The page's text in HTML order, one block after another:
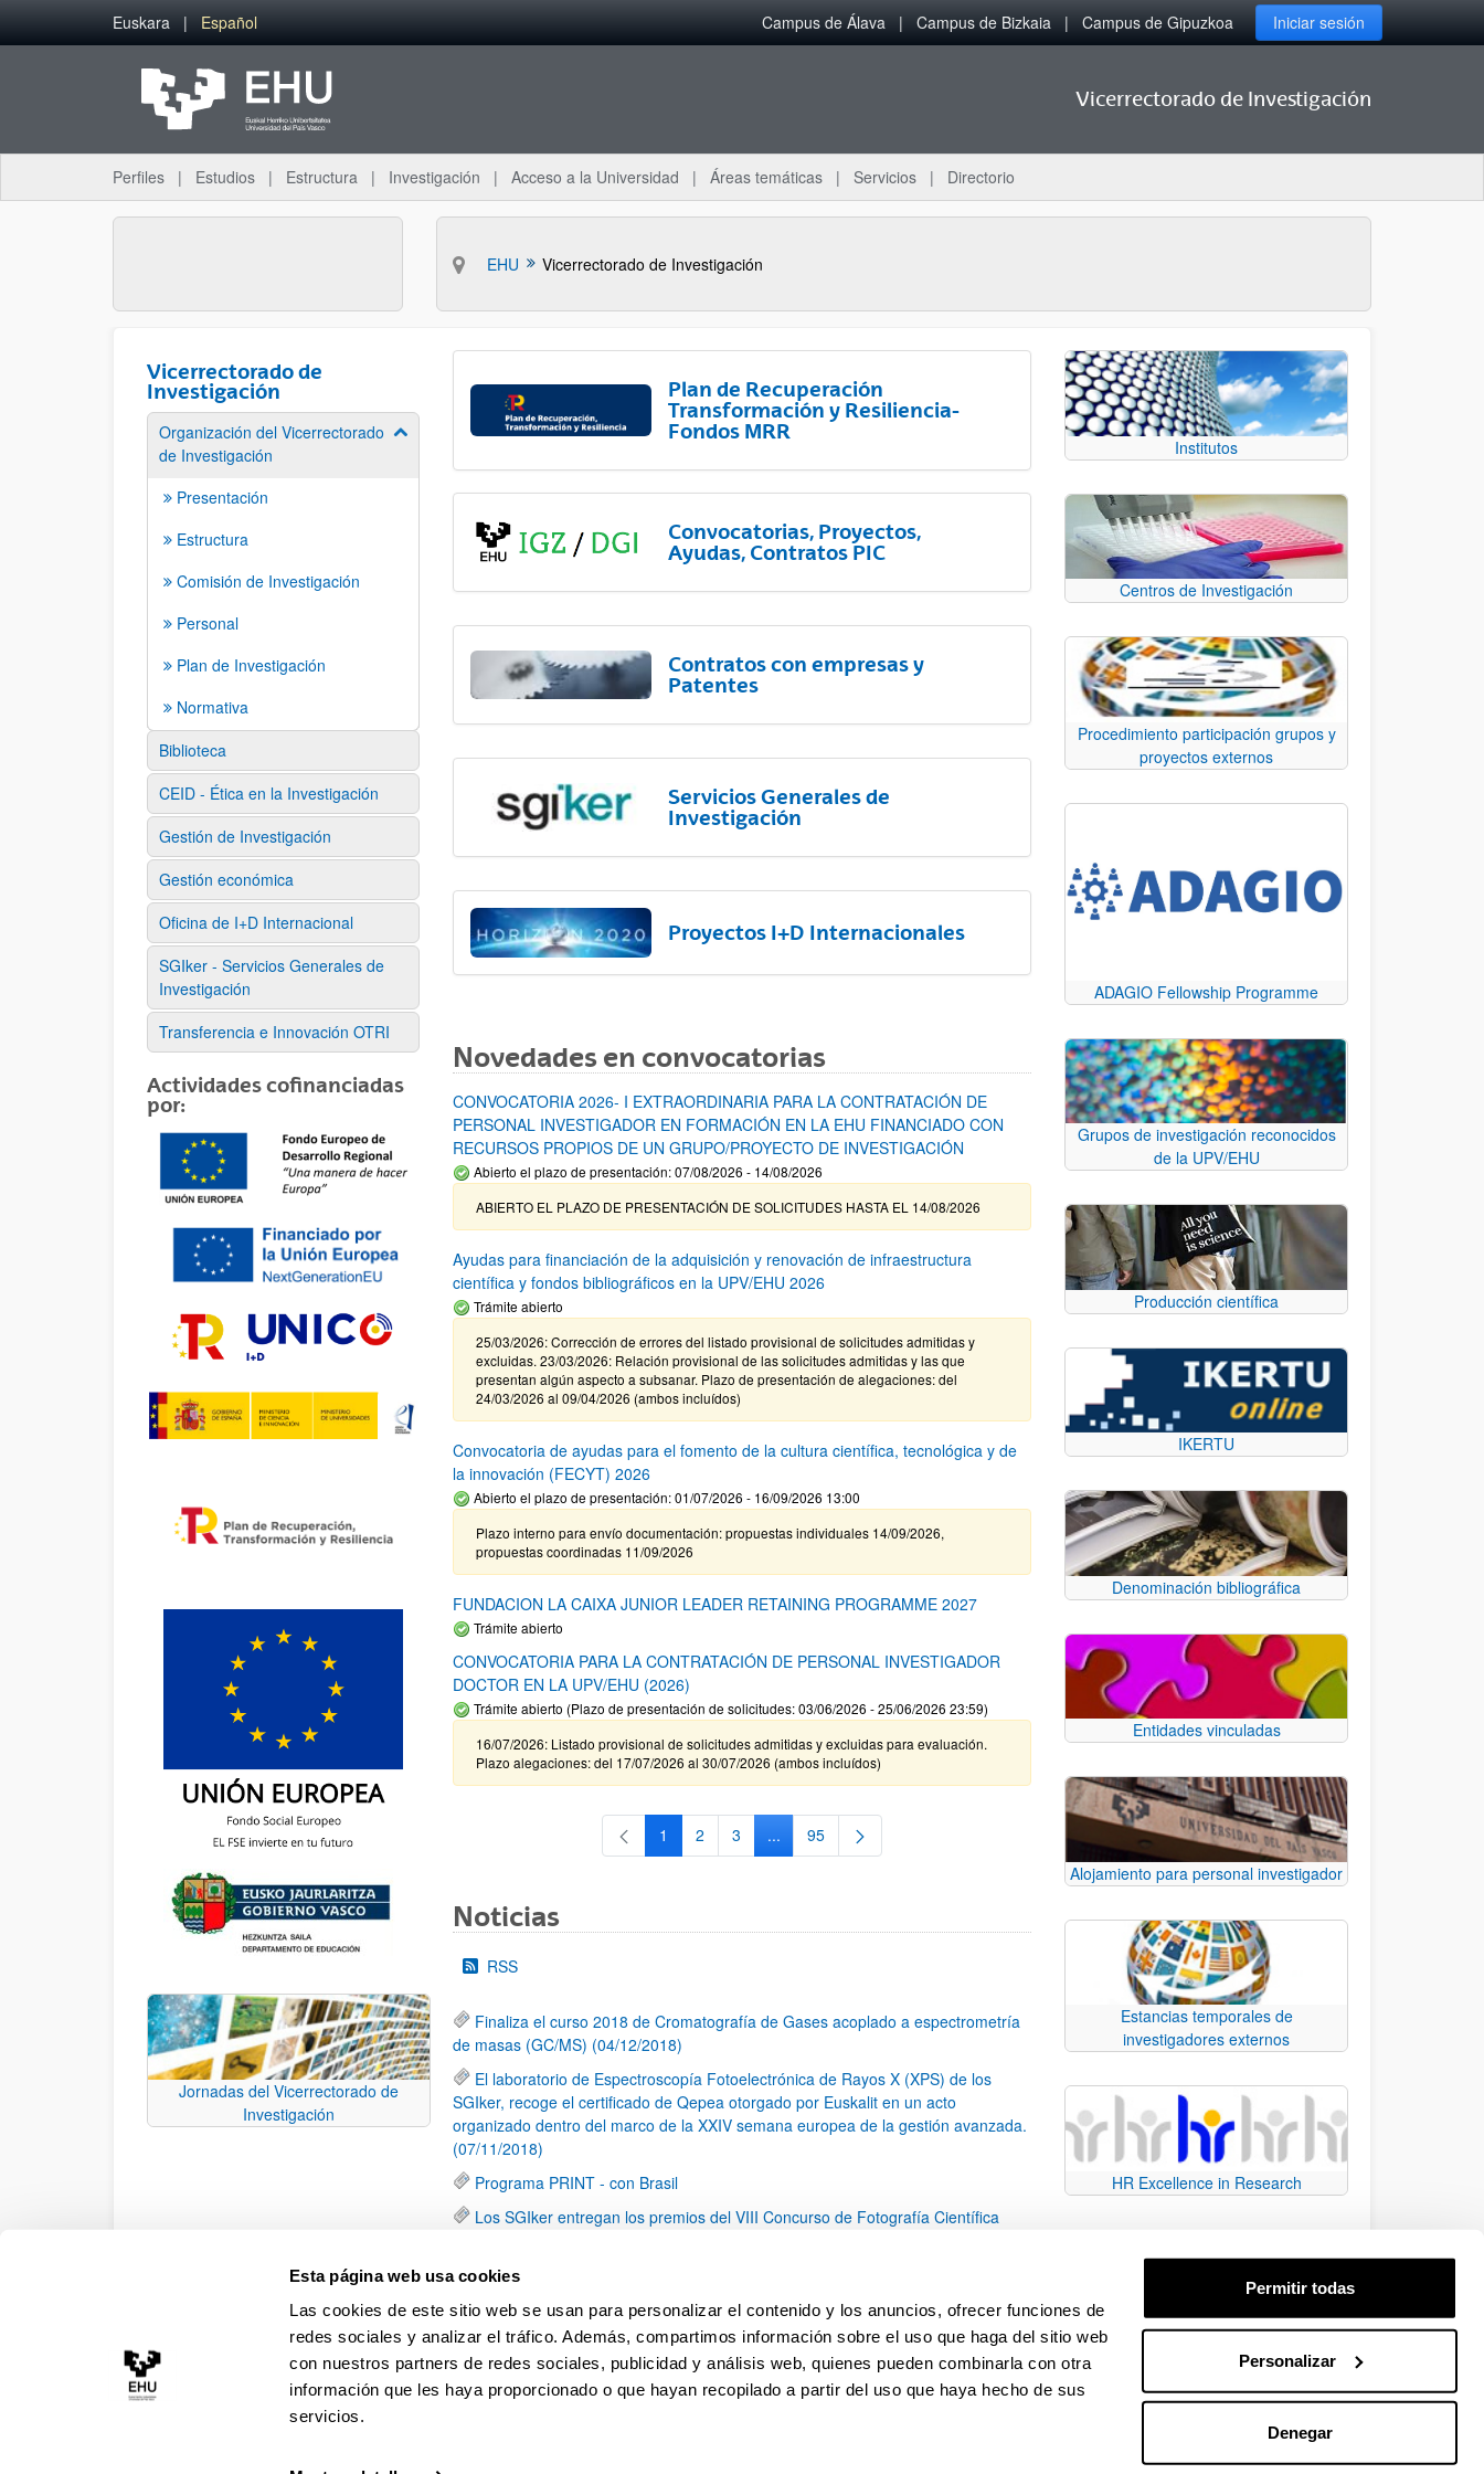
Esta página web usa cookies
Las cookies de este sitio web se usan para personalizar el contenido y los anuncios, ofrecer funciones de
redes sociales y analizar el tráfico. Además, compartimos información sobre el uso que haga del sitio web
con nuestros partners de redes sociales, publicidad y análisis web, quienes pueden combinarla con otra
información que les haya proporcionado o que hayan recopilado a partir del uso que haya hecho de sus
servicios.
Permitir todas
Personalizar
Denegar
Saltar al contenido principal
Euskara Español Campus de Álava Campus de Bizkaia Campus de Gipuzkoa Iniciar sesión
Vicerrectorado de Investigación
Perfiles Estudios Estructura Investigación Acceso a la Universidad Áreas temáticas Servicios Directorio
EHU Vicerrectorado de Investigación
Vicerrectorado de
Investigación
Organización del Vicerrectorado
de Investigación
Mostrar/ocultar subpáginas
Presentación
Estructura
Comisión de Investigación
Personal
Plan de Investigación
Normativa
Biblioteca
CEID - Ética en la Investigación
Gestión de Investigación
Gestión económica
Oficina de I+D Internacional
SGIker - Servicios Generales de
Investigación
Transferencia e Innovación OTRI
Actividades cofinanciadas
por:
Jornadas del Vicerrectorado de
Investigación
Plan de Recuperación
Transformación y Resiliencia-
Fondos MRR
Convocatorias, Proyectos,
Ayudas, Contratos PIC
Contratos con empresas y
Patentes
Servicios Generales de
Investigación
Proyectos I+D Internacionales
Novedades en convocatorias
CONVOCATORIA 2026- I EXTRAORDINARIA PARA LA CONTRATACIÓN DE
PERSONAL INVESTIGADOR EN FORMACIÓN EN LA EHU FINANCIADO CON
RECURSOS PROPIOS DE UN GRUPO/PROYECTO DE INVESTIGACIÓN
Abierto el plazo de presentación: 07/08/2026 - 14/08/2026
ABIERTO EL PLAZO DE PRESENTACIÓN DE SOLICITUDES HASTA EL 14/08/2026
Ayudas para financiación de la adquisición y renovación de infraestructura
científica y fondos bibliográficos en la UPV/EHU 2026
Trámite abierto
25/03/2026: Corrección de errores del listado provisional de solicitudes admitidas y
excluidas. 23/03/2026: Relación provisional de las solicitudes admitidas y las que
presentan algún aspecto a subsanar. Plazo de presentación de alegaciones: del
24/03/2026 al 09/04/2026 (ambos incluídos)
Convocatoria de ayudas para el fomento de la cultura científica, tecnológica y de
la innovación (FECYT) 2026
Abierto el plazo de presentación: 01/07/2026 - 16/09/2026 13:00
Plazo interno para envío documentación: propuestas individuales 14/09/2026,
propuestas coordinadas 11/09/2026
FUNDACION LA CAIXA JUNIOR LEADER RETAINING PROGRAMME 2027
Trámite abierto
CONVOCATORIA PARA LA CONTRATACIÓN DE PERSONAL INVESTIGADOR
DOCTOR EN LA UPV/EHU (2026)
Trámite abierto (Plazo de presentación de solicitudes: 03/06/2026 - 25/06/2026 23:59)
16/07/2026: Listado provisional de solicitudes admitidas y excluidas para evaluación.
Plazo alegaciones: del 17/07/2026 al 30/07/2026 (ambos incluídos)
Página
1 Página
2 Página
3 ...Páginas intermedias Use TAB para desplazarse.
Página
95
Noticias
RSS
Finaliza el curso 2018 de Cromatografía de Gases acoplado a espectrometría
de masas (GC/MS) (04/12/2018)
El laboratorio de Espectroscopía Fotoelectrónica de Rayos X (XPS) de los
SGIker, recoge el certificado de Qepea otorgado por Euskalit en un acto
organizado dentro del marco de la XXIV semana europea de la gestión avanzada.
(07/11/2018)
Programa PRINT - con Brasil
Los SGIker entregan los premios del VIII Concurso de Fotografía Científica
Los SGIker participan en el XV Foro Internacional sobre Evaluación de la
Santander (10-12 mayo de 2018) (24/05/2018)
Página
1 ...Páginas intermedias Use TAB para desplazarse.
Página
12 Página
13 Página
14 ...Páginas intermedias Use TAB para desplazarse.
Página
79
Institutos
Centros de Investigación
Procedimiento participación grupos y
proyectos externos
ADAGIO Fellowship Programme
Grupos de investigación reconocidos
de la UPV/EHU
Producción científica
IKERTU
Denominación bibliográfica
Entidades vinculadas
Alojamiento para personal investigador
Estancias temporales de
investigadores externos
HR Excellence in Research